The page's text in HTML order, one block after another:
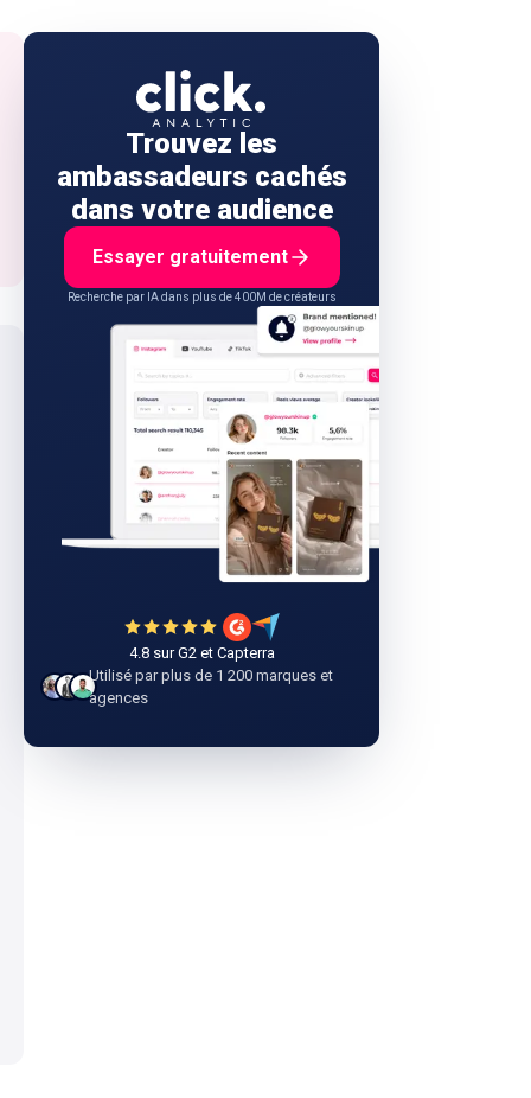
Trouvez les
ambassadeurs cachés
dans votre audience
Essayer gratuitement
Recherche par IA dans plus de 400M de créateurs
4.8 sur G2 et Capterra
Utilisé par plus de 1 200 marques et
agences